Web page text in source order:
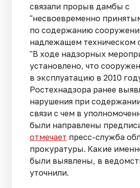
связали прорыв дамбы с
"несвоевременно
по содержанию
надлежащем техническом
"В ходе надзорных
установлено, что
в эксплуатацию в 2010
Ростехнадзора ранее
нарушения при
связи с чем в
были направлены
отмечает пресс-служба
прокуратуры. Какие
были выявлены, в
уточнили.